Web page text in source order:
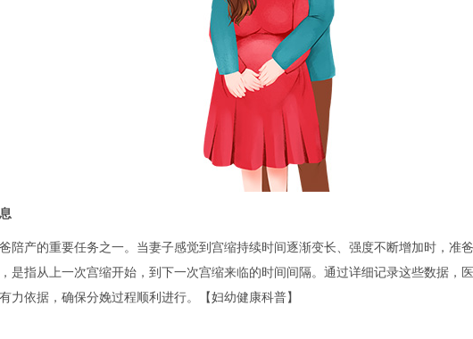
产的重要任务之一。当妻子感觉到宫缩持续时间逐渐变长、强度不断增加时，准
是指从上一次宫缩开始，到下一次宫缩来临的时间间隔。通过详细记录这些数据，
力依据，确保分娩过程顺利进行。【妇幼健康科普】